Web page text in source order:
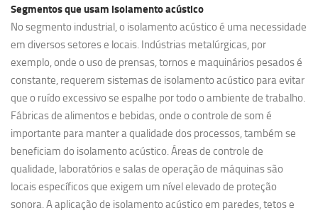
Segmentos que usam isolamento acústico
No segmento industrial, o isolamento acústico é uma necessidade
em diversos setores e locais. Indústrias metalúrgicas, por
exemplo, onde o uso de prensas, tornos e maquinários pesados é
constante, requerem sistemas de isolamento acústico para evitar
que o ruído excessivo se espalhe por todo o ambiente de trabalho.
Fábricas de alimentos e bebidas, onde o controle de som é
importante para manter a qualidade dos processos, também se
beneficiam do isolamento acústico. Áreas de controle de
qualidade, laboratórios e salas de operação de máquinas são
locais específicos que exigem um nível elevado de proteção
sonora. A aplicação de isolamento acústico em paredes, tetos e